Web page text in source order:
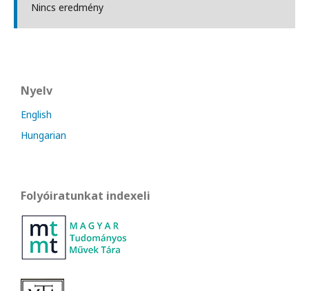
Nincs eredmény
Nyelv
English
Hungarian
Folyóiratunkat indexeli